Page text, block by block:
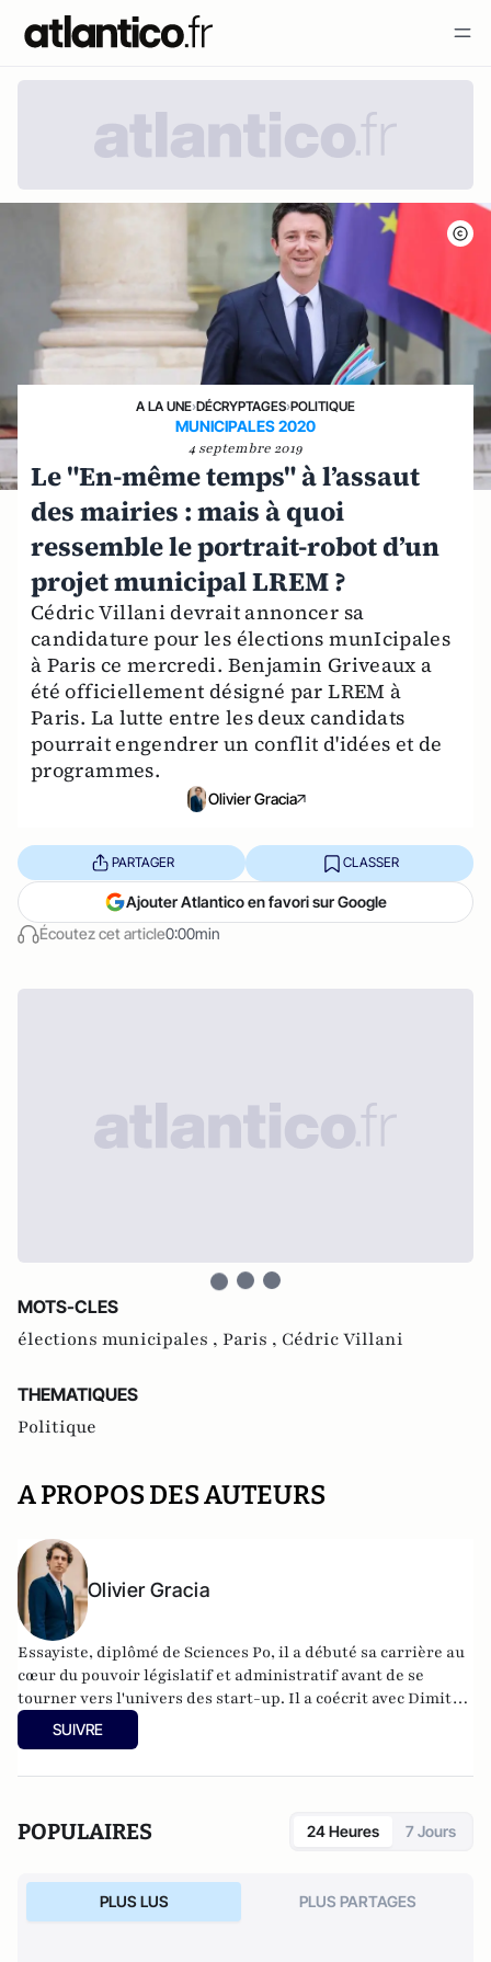
A LA UNE›DÉCRYPTAGES›POLITIQUE
MUNICIPALES 2020
4 septembre 2019
Le "En-même temps" à l’assaut
des mairies : mais à quoi
ressemble le portrait-robot d’un
projet municipal LREM ?
Cédric Villani devrait annoncer sa
candidature pour les élections munIcipales
à Paris ce mercredi. Benjamin Griveaux a
été officiellement désigné par LREM à
Paris. La lutte entre les deux candidats
pourrait engendrer un conflit d'idées et de
programmes.
Olivier Gracia
Écoutez cet article0:00min
PARTAGER CLASSER
Ajouter Atlantico en favori sur Google
MOTS-CLES
élections municipales , Paris , Cédric Villani
THEMATIQUES
Politique
A PROPOS DES AUTEURS
Olivier Gracia
Essayiste, diplômé de Sciences Po, il a débuté sa carrière au
cœur du pouvoir législatif et administratif avant de se
tourner vers l'univers des start-up. Il a coécrit avec Dimitri
Casali L’histoire se répète toujours deux fois (Larousse,
2017).
SUIVRE
POPULAIRES 24 Heures 7 Jours
PLUS LUS PLUS PARTAGES